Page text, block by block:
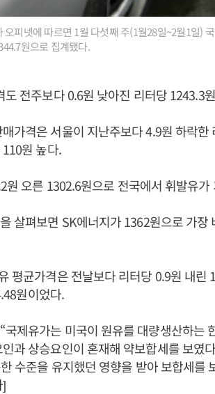
피넷에 따르면 1월 다섯째 주(1월28일~2월1일)
원으로 집계됐다.
도 전주보다 0.6원 낮아진 리터당 1243.3
가격은 서울이 지난주보다 4.9원 하락
원 높다.
원 오른 1302.6원으로 전국에서 휘발유가
살펴보면 SK에너지가 1362원으로 가
평균가격은 전날보다 리터당 0.9원 내린
원이었다.
국제유가는 미국이 원유를 대량생산하는
과 상승요인이 혼재해 약보합세를 보였
수준을 유지했던 영향을 받아 보합세를
]